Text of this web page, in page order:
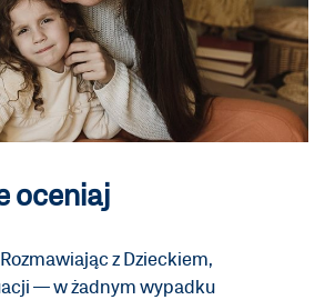
oceniaj
Rozmawiając z Dzieckiem,
— w żadnym wypadku